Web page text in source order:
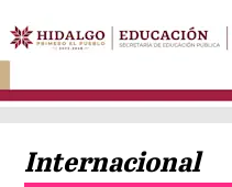
Internacional